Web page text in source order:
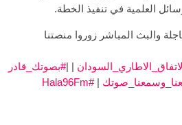
العلمية في تنفيذ الخطة.
والبث المباشر زوروا منصتنا
| |#بصوتك_قادر
|
#Hala96Fm